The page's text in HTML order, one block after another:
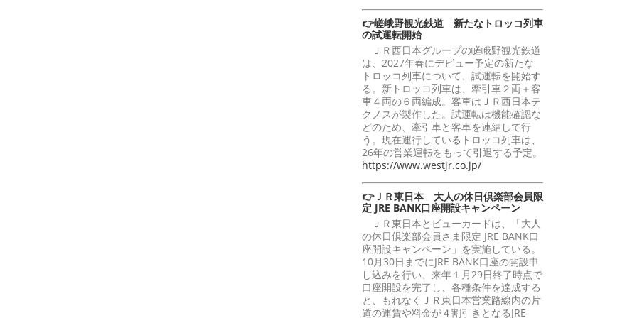
👉嵯峨野観光鉄道 新たなトロッコ列車
の試運転開始
ＪＲ西日本グループの嵯峨野観光鉄道
は、2027年春にデビュー予定の新たな
トロッコ列車について、試運転を開始す
る。新トロッコ列車は、牽引車２両＋客
車４両の６両編成。客車はＪＲ西日本テ
クノスが製作した。試運転は機能確認な
どのため、牽引車と客車を連結して行
う。現在運行しているトロッコ列車は、
26年の営業運転をもって引退する予定。
https://www.westjr.co.jp/
👉ＪＲ東日本 大人の休日倶楽部会員限
定 JRE BANK口座開設キャンペーン
ＪＲ東日本とビューカードは、「大人
の休日倶楽部会員さま限定 JRE BANK口
座開設キャンペーン」を実施している。
10月30日までにJRE BANK口座の開設申
し込みを行い、来年１月29日終了時点で
口座開設を完了し、各種条件を達成する
と、もれなくＪＲ東日本営業路線内の片
道の運賃や料金が４割引きとなるJRE